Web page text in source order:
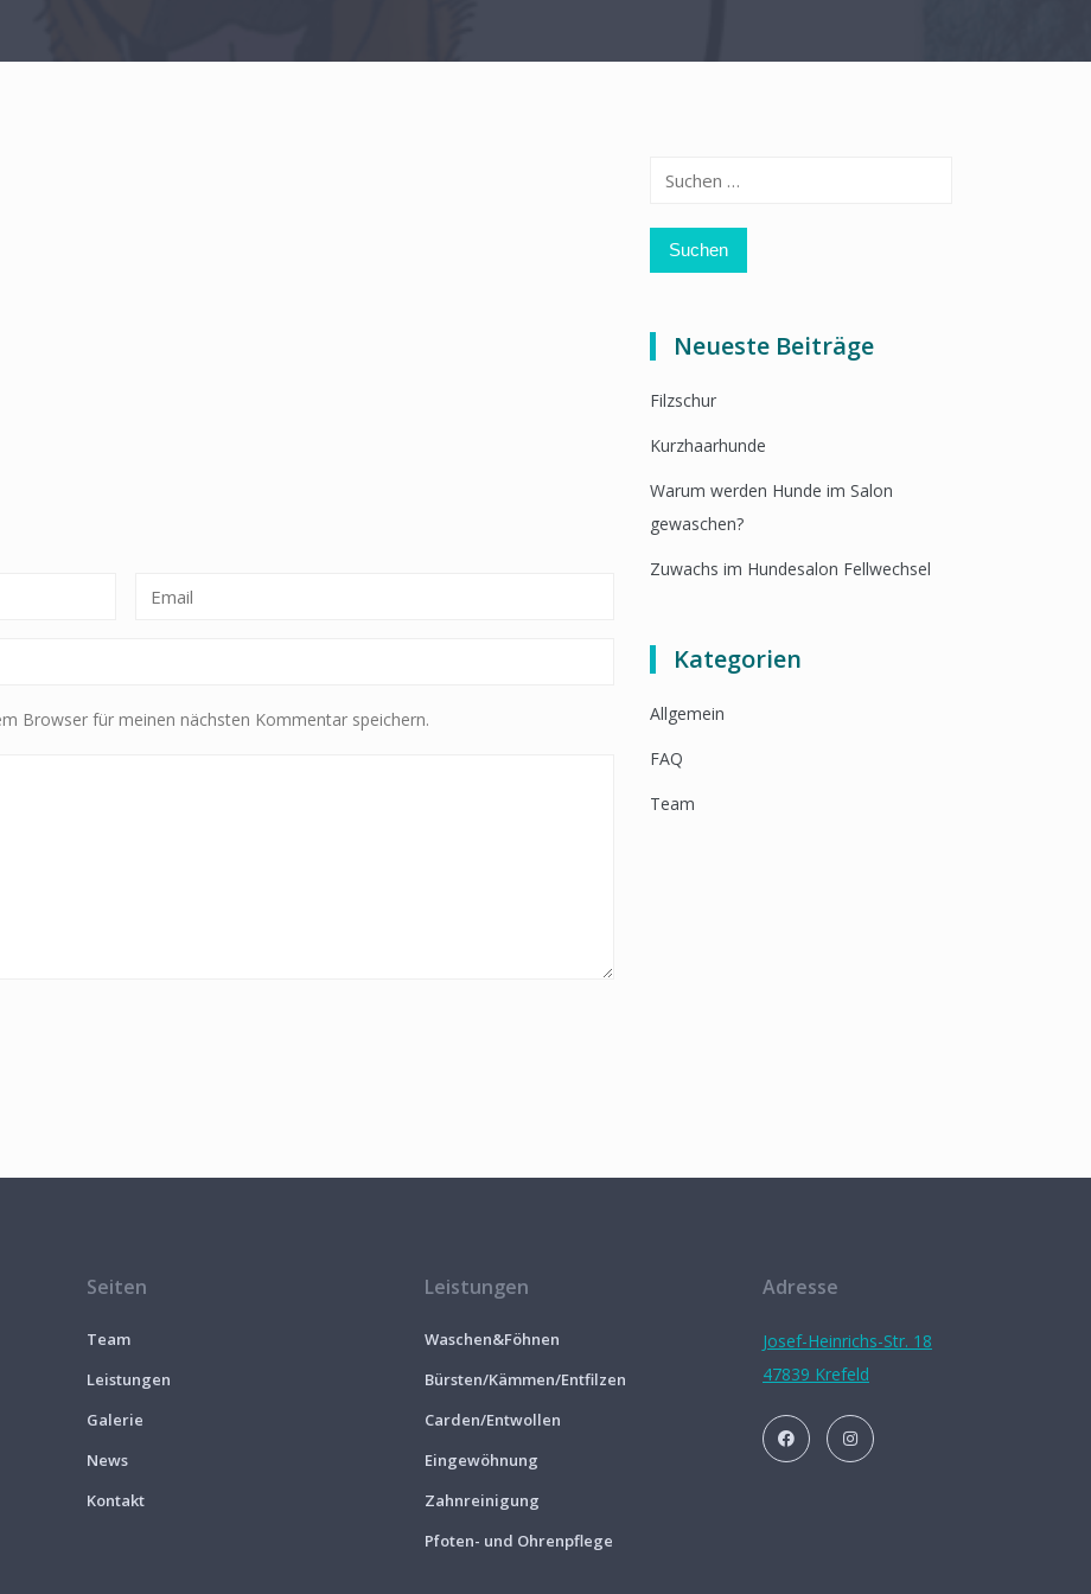
Browser für meinen nächsten Kommentar speichern.
Suchen
Neueste Beiträge
Filzschur
Kurzhaarhunde
Warum werden Hunde im Salon
gewaschen?
Zuwachs im Hundesalon Fellwechsel
Kategorien
Allgemein
FAQ
Team
Seiten
Team
Leistungen
Galerie
News
Kontakt
Leistungen
Waschen&Föhnen
Bürsten/Kämmen/Entfilzen
Carden/Entwollen
Eingewöhnung
Zahnreinigung
Pfoten- und Ohrenpflege
Adresse
Josef-Heinrichs-Str. 18
47839 Krefeld